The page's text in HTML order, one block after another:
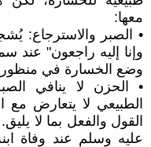
معها:
• الصبر والاسترجاع:
وإنا إليه راجعون" عند
وضع الخسارة في منظور
• الحزن لا ينافي
الطبيعي لا يتعارض مع
القول والفعل بما لا
عليه وسلم عند وفاة